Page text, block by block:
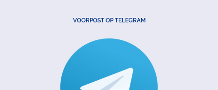
VOORPOST OP TELEGRAM